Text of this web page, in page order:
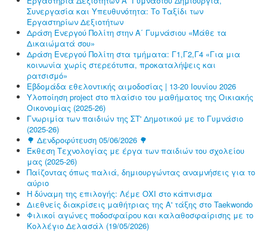
Συνεργασία και Υπευθυνότητα: Το Ταξίδι των
Εργαστηρίων Δεξιοτήτων
Δράση Ενεργού Πολίτη στην Α΄ Γυμνάσιου «Μάθε τα
Δικαιώματά σου»
Δράση Ενεργού Πολίτη στα τμήματα: Γ1,Γ2,Γ4 «Για μια
κοινωνία χωρίς στερεότυπα, προκαταλήψεις και
ρατσισμό»
Εβδομάδα εθελοντικής αιμοδοσίας | 13-20 Ιουνίου 2026
Υλοποίηση project στο πλαίσιο του μαθήματος της Οικιακής
Οικονομίας (2025-26)
Γνωριμία των παιδιών της ΣΤ' Δημοτικού με το Γυμνάσιο
(2025-26)
🌳 Δενδροφύτευση 05/06/2026 🌳
Έκθεση Τεχνολογίας με έργα των παιδιών του σχολείου
μας (2025-26)
Παίζοντας όπως παλιά, δημιουργώντας αναμνήσεις για το
αύριο
Η δύναμη της επιλογής: Λέμε ΟΧΙ στο κάπνισμα
Διεθνείς διακρίσεις μαθήτριας της Α' τάξης στο Taekwondo
Φιλικοί αγώνες ποδοσφαίρου και καλαθοσφαίρισης με το
Κολλέγιο Δελασάλ (19/05/2026)